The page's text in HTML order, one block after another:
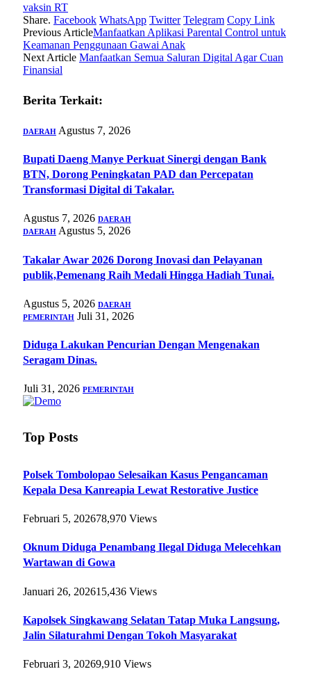
vaksin RT
Share. Facebook WhatsApp Twitter Telegram Copy Link
Previous ArticleManfaatkan Aplikasi Parental Control untuk
Keamanan Penggunaan Gawai Anak
Next Article Manfaatkan Semua Saluran Digital Agar Cuan
Finansial
Berita Terkait:
DAERAH Agustus 7, 2026
Bupati Daeng Manye Perkuat Sinergi dengan Bank
BTN, Dorong Peningkatan PAD dan Percepatan
Transformasi Digital di Takalar.
Agustus 7, 2026 DAERAH
DAERAH Agustus 5, 2026
Takalar Awar 2026 Dorong Inovasi dan Pelayanan
publik,Pemenang Raih Medali Hingga Hadiah Tunai.
Agustus 5, 2026 DAERAH
PEMERINTAH Juli 31, 2026
Diduga Lakukan Pencurian Dengan Mengenakan
Seragam Dinas.
Juli 31, 2026 PEMERINTAH
Top Posts
Polsek Tombolopao Selesaikan Kasus Pengancaman
Kepala Desa Kanreapia Lewat Restorative Justice
Februari 5, 202678,970 Views
Oknum Diduga Penambang Ilegal Diduga Melecehkan
Wartawan di Gowa
Januari 26, 202615,436 Views
Kapolsek Singkawang Selatan Tatap Muka Langsung,
Jalin Silaturahmi Dengan Tokoh Masyarakat
Februari 3, 20269,910 Views